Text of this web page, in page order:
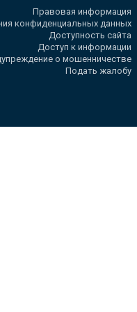
Правовая информация
конфиденциальных данных
Доступность сайта
Доступ к информации
о мошенничестве
Подать жалобу